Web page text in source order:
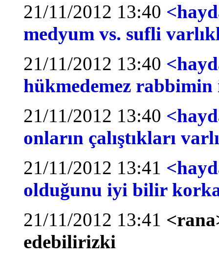
21/11/2012 13:40
medyum vs. sufli
21/11/2012 13:40
hükmedemez rabbimin
21/11/2012 13:40
onların çalıştıkları
21/11/2012 13:41
olduğunu iyi bilir
21/11/2012 13:41
edebilirizki